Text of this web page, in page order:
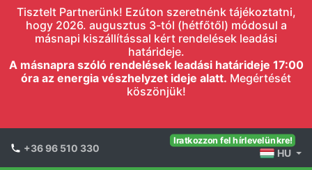
Tisztelt Partnerünk! Ezúton szeretnénk tájékoztatni,
hogy 2026. augusztus 3-tól (hétfőtől) módosul a
másnapi kiszállítással kért rendelések leadási
határideje.
A másnapra szóló rendelések leadási határideje 17:00
óra az energia vészhelyzet ideje alatt. Megértését
köszönjük!
+36 96 510 330
Iratkozzon fel hírlevelünkre!
HU